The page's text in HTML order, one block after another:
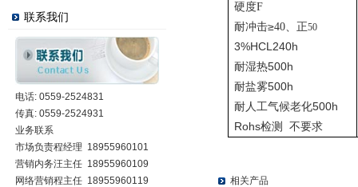
联系我们
电话: 0559-2524831
传真: 0559-2524931
业务联系
市场负责程经理 18955960101
营销内务汪主任 18955960109
网络营销程主任 18955960119
硬度F
耐冲击≥40、正50
3%HCL240h
耐湿热500h
耐盐雾500h
耐人工气候老化500h
Rohs检测 不要求
相关产品